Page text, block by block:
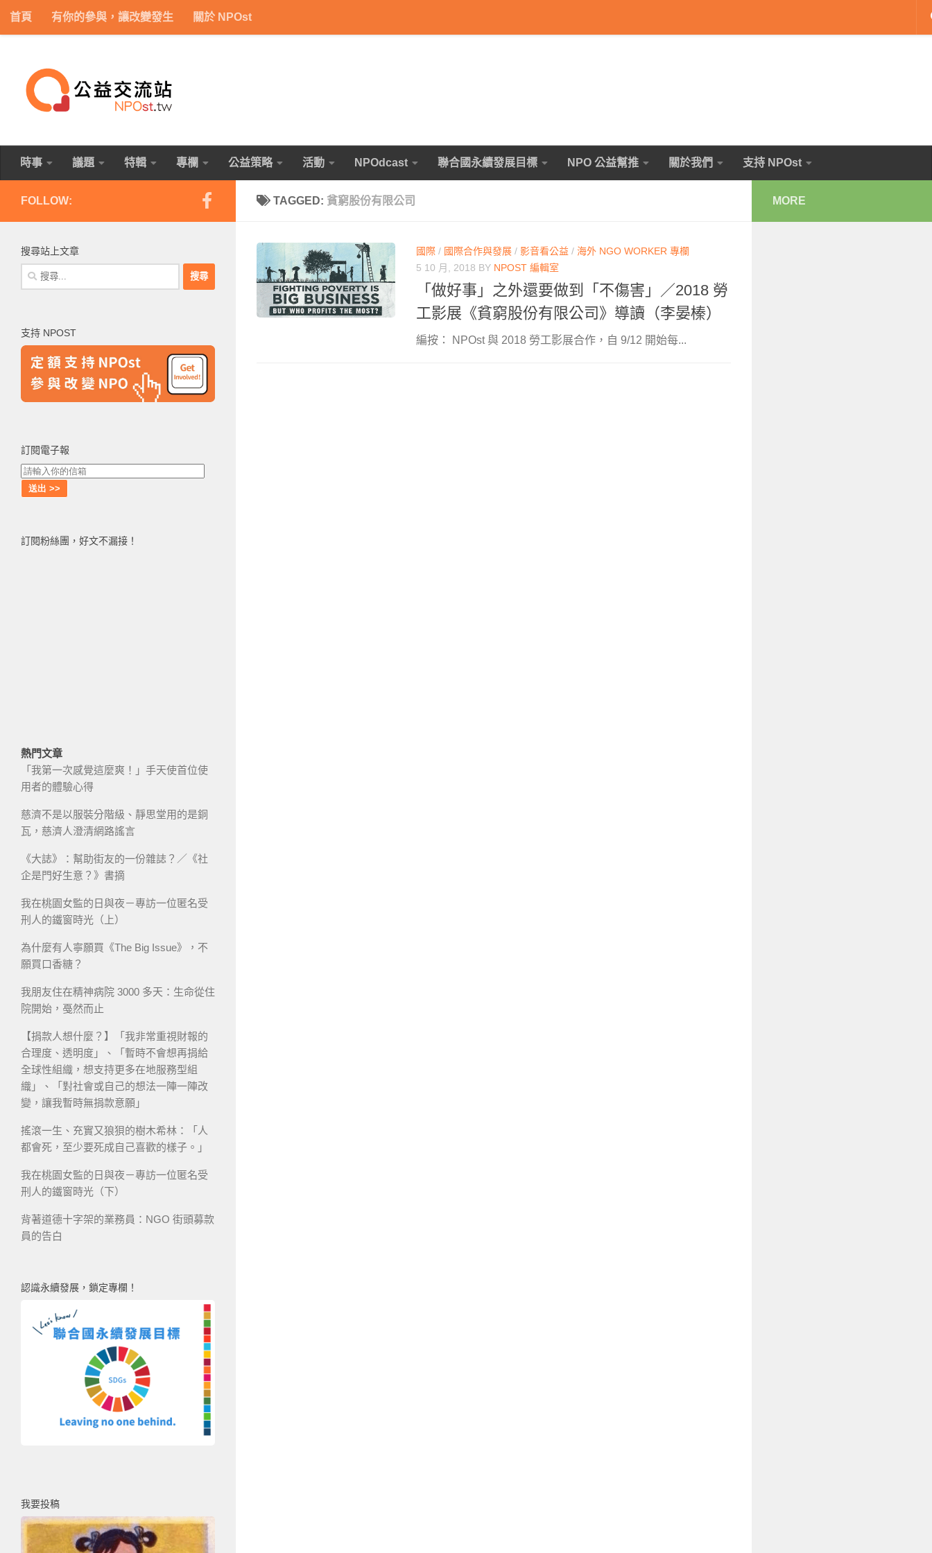
Skip to content
首頁 有你的參與，讓改變發生 關於 NPOst
時事 議題 特輯 專欄 公益策略 活動 NPOdcast 聯合國永續發展目標 NPO 公益幫推 關於我們 支持 NPOst
TAGGED: 貧窮股份有限公司
國際 / 國際合作與發展 / 影音看公益 / 海外 NGO WORKER 專欄
5 10 月, 2018 BY NPOST 編輯室
「做好事」之外還要做到「不傷害」／2018 勞
工影展《貧窮股份有限公司》導讀（李晏榛）
編按： NPOst 與 2018 勞工影展合作，自 9/12 開始每...
FOLLOW:
搜尋站上文章
搜
尋
字:
支持 NPOST
訂閱電子報
訂閱粉絲團，好文不漏接！
熱門文章
「我第一次感覺這麼爽！」手天使首位使
用者的體驗心得
慈濟不是以服裝分階級、靜思堂用的是銅
瓦，慈濟人澄清網路謠言
《大誌》：幫助街友的一份雜誌？／《社
企是門好生意？》書摘
我在桃園女監的日與夜－專訪一位匿名受
刑人的鐵窗時光（上）
為什麼有人寧願買《The Big Issue》，不
願買口香糖？
我朋友住在精神病院 3000 多天：生命從住
院開始，戞然而止
【捐款人想什麼？】「我非常重視財報的
合理度、透明度」、「暫時不會想再捐給
全球性組織，想支持更多在地服務型組
織」、「對社會或自己的想法一陣一陣改
變，讓我暫時無捐款意願」
搖滾一生、充實又狼狽的樹木希林：「人
都會死，至少要死成自己喜歡的樣子。」
我在桃園女監的日與夜－專訪一位匿名受
刑人的鐵窗時光（下）
背著道德十字架的業務員：NGO 街頭募款
員的告白
認識永續發展，鎖定專欄！
我要投稿
MORE